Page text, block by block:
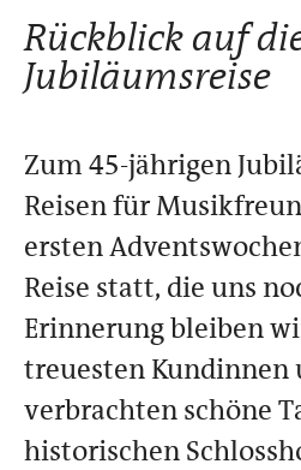
Rückblick auf
Jubiläumsreise
Zum 45-jährigen
Reisen für
ersten
Reise statt, die uns
Erinnerung bleiben
treuesten Kundinnen
verbrachten schöne
historischen